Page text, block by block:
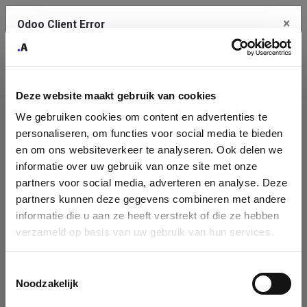
Deze website maakt gebruik van cookies
We gebruiken cookies om content en advertenties te
personaliseren, om functies voor social media te bieden
en om ons websiteverkeer te analyseren. Ook delen we
informatie over uw gebruik van onze site met onze
partners voor social media, adverteren en analyse. Deze
partners kunnen deze gegevens combineren met andere
informatie die u aan ze heeft verstrekt of die ze hebben
verzameld op basis van uw gebruik van hun services.
Noodzakelijk
Company
Identification
Please fill in your company details
You can search a company in our database by name, VAT or
enterprise ID. When a company is selected it will auto-complete the
form. If you don't find your company in our database, you can create
Odoo Client Error ×
service.
See details
Ok